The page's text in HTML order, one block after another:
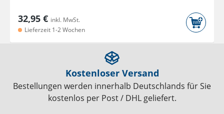
32,95 € inkl. MwSt.
Lieferzeit 1-2 Wochen
Kostenloser Versand
Bestellungen werden innerhalb Deutschlands für Sie
kostenlos per Post / DHL geliefert.